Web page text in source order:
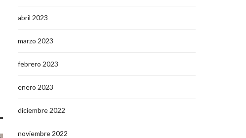
abril 2023
marzo 2023
febrero 2023
enero 2023
diciembre 2022
noviembre 2022